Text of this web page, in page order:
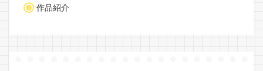
作品紹介